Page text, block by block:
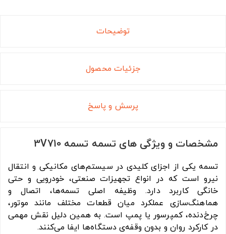
توضیحات
جزئیات محصول
پرسش و پاسخ
مشخصات و ویژگی های تسمه تسمه 3V710
تسمه یکی از اجزای کلیدی در سیستم‌های مکانیکی و انتقال
نیرو است که در انواع تجهیزات صنعتی، خودرویی و حتی
خانگی کاربرد دارد. وظیفه اصلی تسمه‌ها، اتصال و
هماهنگ‌سازی عملکرد میان قطعات مختلف مانند موتور،
چرخ‌دنده، کمپرسور یا پمپ است. به همین دلیل نقش مهمی
در کارکرد روان و بدون وقفه‌ی دستگاه‌ها ایفا می‌کنند.